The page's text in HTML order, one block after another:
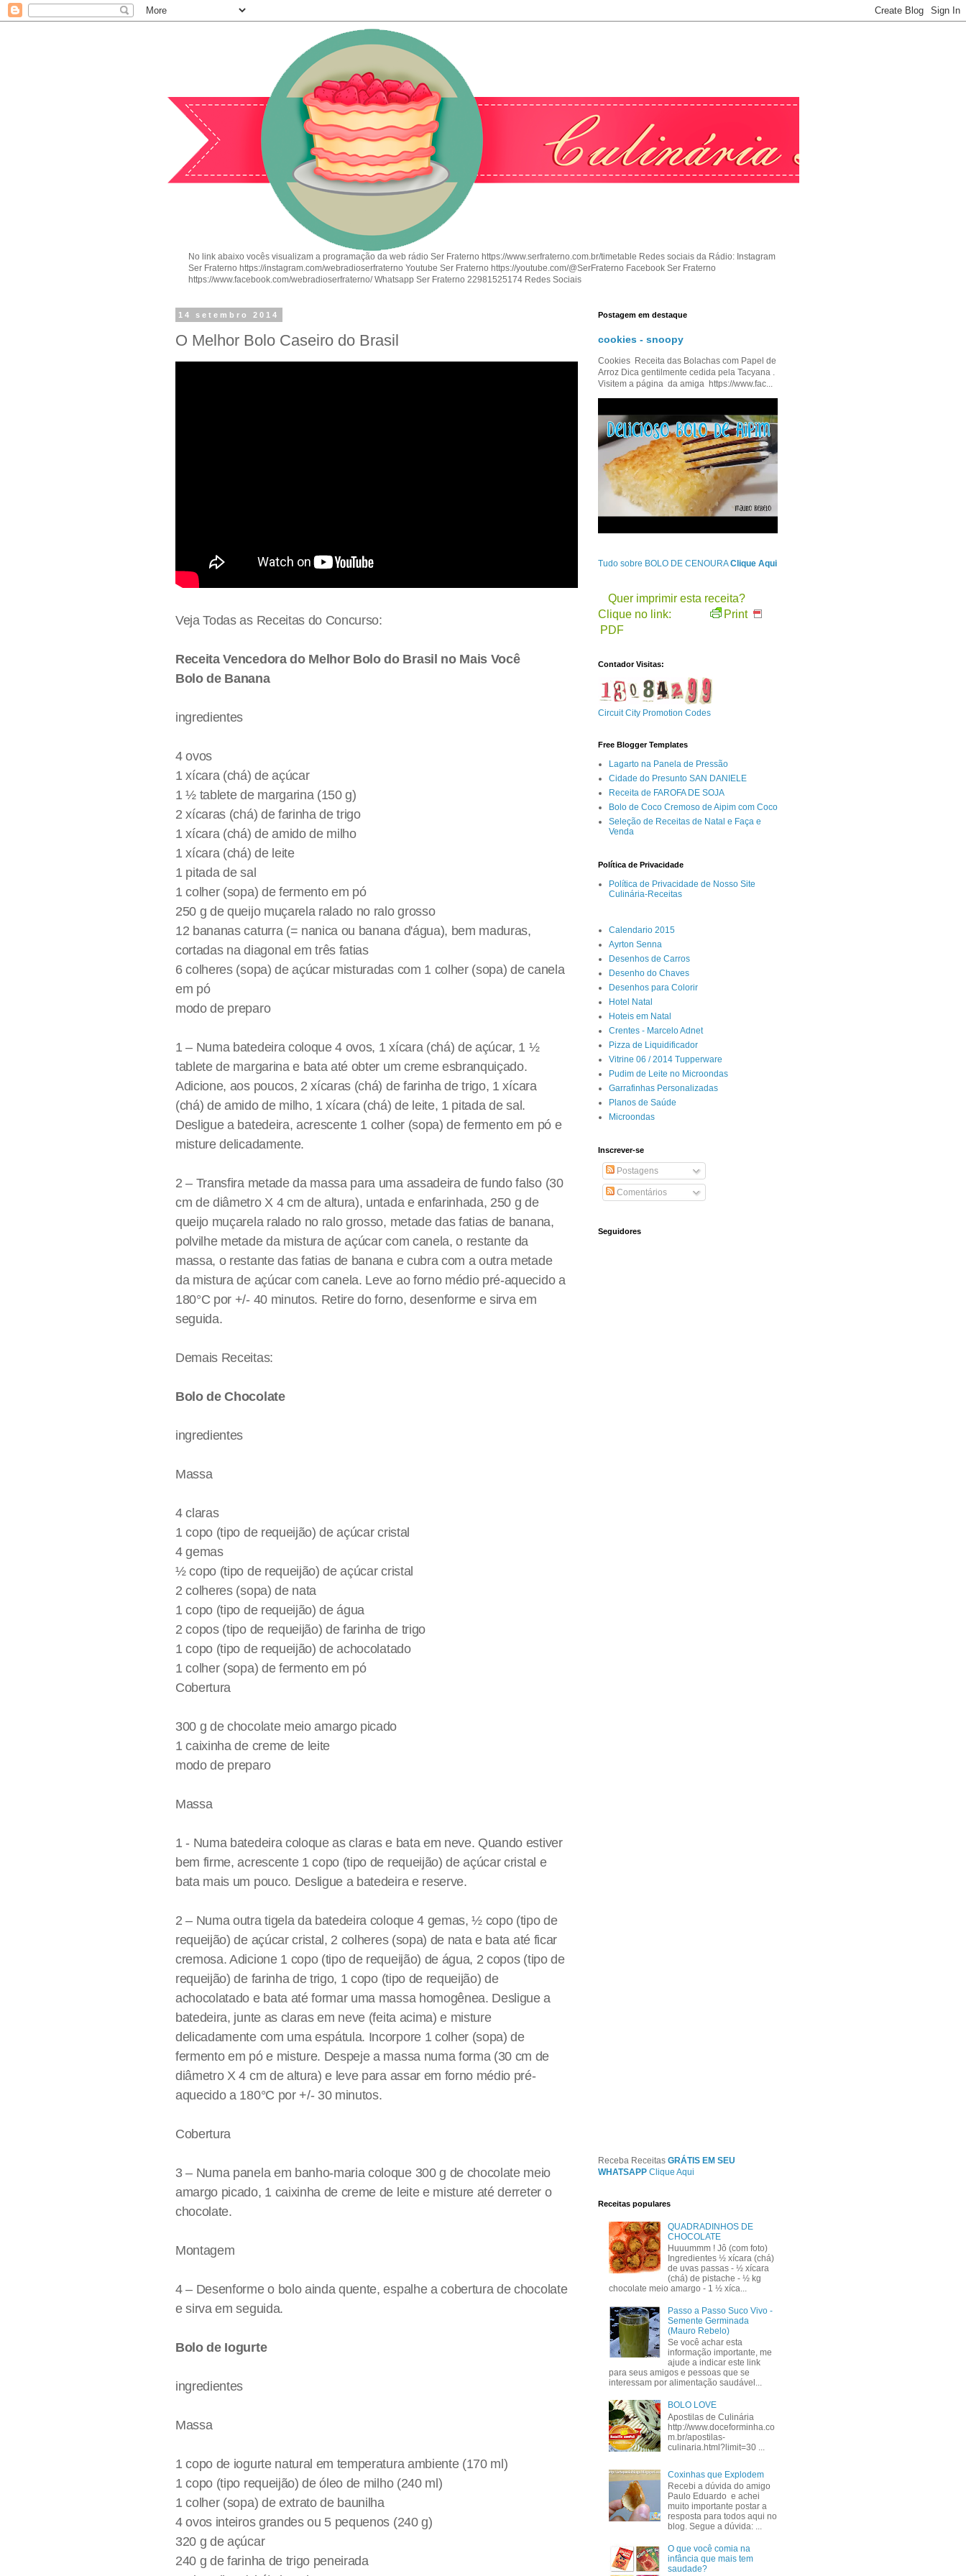
No link abaixo vocês visualizam a programação da web rádio Ser Fraterno https://www.serfraterno.com.br/timetable Redes sociais da Rádio: Instagram
Ser Fraterno https://instagram.com/webradioserfraterno Youtube Ser Fraterno https://youtube.com/@SerFraterno Facebook Ser Fraterno
https://www.facebook.com/webradioserfraterno/ Whatsapp Ser Fraterno 22981525174 Redes Sociais
14 setembro 2014
O Melhor Bolo Caseiro do Brasil
Veja Todas as Receitas do Concurso:
Receita Vencedora do Melhor Bolo do Brasil no Mais Você
Bolo de Banana
ingredientes
4 ovos
1 xícara (chá) de açúcar
1 ½ tablete de margarina (150 g)
2 xícaras (chá) de farinha de trigo
1 xícara (chá) de amido de milho
1 xícara (chá) de leite
1 pitada de sal
1 colher (sopa) de fermento em pó
250 g de queijo muçarela ralado no ralo grosso
12 bananas caturra (= nanica ou banana d'água), bem maduras,
cortadas na diagonal em três fatias
6 colheres (sopa) de açúcar misturadas com 1 colher (sopa) de canela
em pó
modo de preparo
1 – Numa batedeira coloque 4 ovos, 1 xícara (chá) de açúcar, 1 ½
tablete de margarina e bata até obter um creme esbranquiçado.
Adicione, aos poucos, 2 xícaras (chá) de farinha de trigo, 1 xícara
(chá) de amido de milho, 1 xícara (chá) de leite, 1 pitada de sal.
Desligue a batedeira, acrescente 1 colher (sopa) de fermento em pó e
misture delicadamente.
2 – Transfira metade da massa para uma assadeira de fundo falso (30
cm de diâmetro X 4 cm de altura), untada e enfarinhada, 250 g de
queijo muçarela ralado no ralo grosso, metade das fatias de banana,
polvilhe metade da mistura de açúcar com canela, o restante da
massa, o restante das fatias de banana e cubra com a outra metade
da mistura de açúcar com canela. Leve ao forno médio pré-aquecido a
180°C por +/- 40 minutos. Retire do forno, desenforme e sirva em
seguida.
Demais Receitas:
Bolo de Chocolate
ingredientes
Massa
4 claras
1 copo (tipo de requeijão) de açúcar cristal
4 gemas
½ copo (tipo de requeijão) de açúcar cristal
2 colheres (sopa) de nata
1 copo (tipo de requeijão) de água
2 copos (tipo de requeijão) de farinha de trigo
1 copo (tipo de requeijão) de achocolatado
1 colher (sopa) de fermento em pó
Cobertura
300 g de chocolate meio amargo picado
1 caixinha de creme de leite
modo de preparo
Massa
1 - Numa batedeira coloque as claras e bata em neve. Quando estiver
bem firme, acrescente 1 copo (tipo de requeijão) de açúcar cristal e
bata mais um pouco. Desligue a batedeira e reserve.
2 – Numa outra tigela da batedeira coloque 4 gemas, ½ copo (tipo de
requeijão) de açúcar cristal, 2 colheres (sopa) de nata e bata até ficar
cremosa. Adicione 1 copo (tipo de requeijão) de água, 2 copos (tipo de
requeijão) de farinha de trigo, 1 copo (tipo de requeijão) de
achocolatado e bata até formar uma massa homogênea. Desligue a
batedeira, junte as claras em neve (feita acima) e misture
delicadamente com uma espátula. Incorpore 1 colher (sopa) de
fermento em pó e misture. Despeje a massa numa forma (30 cm de
diâmetro X 4 cm de altura) e leve para assar em forno médio pré-
aquecido a 180°C por +/- 30 minutos.
Cobertura
3 – Numa panela em banho-maria coloque 300 g de chocolate meio
amargo picado, 1 caixinha de creme de leite e misture até derreter o
chocolate.
Montagem
4 – Desenforme o bolo ainda quente, espalhe a cobertura de chocolate
e sirva em seguida.
Bolo de Iogurte
ingredientes
Massa
1 copo de iogurte natural em temperatura ambiente (170 ml)
1 copo (tipo requeijão) de óleo de milho (240 ml)
1 colher (sopa) de extrato de baunilha
4 ovos inteiros grandes ou 5 pequenos (240 g)
320 g de açúcar
240 g de farinha de trigo peneirada
Postagem em destaque
cookies - snoopy
Cookies Receita das Bolachas com Papel de
Arroz Dica gentilmente cedida pela Tacyana .
Visitem a página da amiga https://www.fac...
Tudo sobre BOLO DE CENOURAClique Aqui
Quer imprimir esta receita?
Clique no link:
Print
PDF
Contador Visitas:
Circuit City Promotion Codes
Free Blogger Templates
Lagarto na Panela de Pressão
Cidade do Presunto SAN DANIELE
Receita de FAROFA DE SOJA
Bolo de Coco Cremoso de Aipim com Coco
Seleção de Receitas de Natal e Faça e
Venda
Política de Privacidade
Política de Privacidade de Nosso Site
Culinária-Receitas
Calendario 2015
Ayrton Senna
Desenhos de Carros
Desenho do Chaves
Desenhos para Colorir
Hotel Natal
Hoteis em Natal
Crentes - Marcelo Adnet
Pizza de Liquidificador
Vitrine 06 / 2014 Tupperware
Pudim de Leite no Microondas
Garrafinhas Personalizadas
Planos de Saúde
Microondas
Inscrever-se
Postagens
Comentários
Seguidores
Receba Receitas GRÁTIS EM SEU
WHATSAPP Clique Aqui
Receitas populares
QUADRADINHOS DE
CHOCOLATE
Huuummm ! Jô (com foto)
Ingredientes ½ xícara (chá)
de uvas passas - ½ xícara
(chá) de pistache - ½ kg
chocolate meio amargo - 1 ½ xíca...
Passo a Passo Suco Vivo -
Semente Germinada
(Mauro Rebelo)
Se você achar esta
informação importante, me
ajude a indicar este link
para seus amigos e pessoas que se
interessam por alimentação saudável...
BOLO LOVE
Apostilas de Culinária
http://www.doceforminha.co
m.br/apostilas-
culinaria.html?limit=30 ...
Coxinhas que Explodem
Recebi a dúvida do amigo
Paulo Eduardo e achei
muito importante postar a
resposta para todos aqui no
blog. Segue a dúvida: ...
O que você comia na
infância que mais tem
saudade?